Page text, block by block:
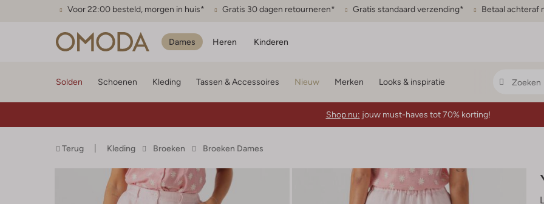
Voor 22:00 besteld, morgen in huis* Gratis 30 dagen retourneren* Gratis standaard verzending* Betaal achteraf
Dames Heren Kinderen
Solden Schoenen Kleding Tassen & Accessoires Nieuw Merken Looks & inspiratie
Shop nu: jouw must-haves tot 70% korting!
Terug Kleding Broeken Broeken Dames